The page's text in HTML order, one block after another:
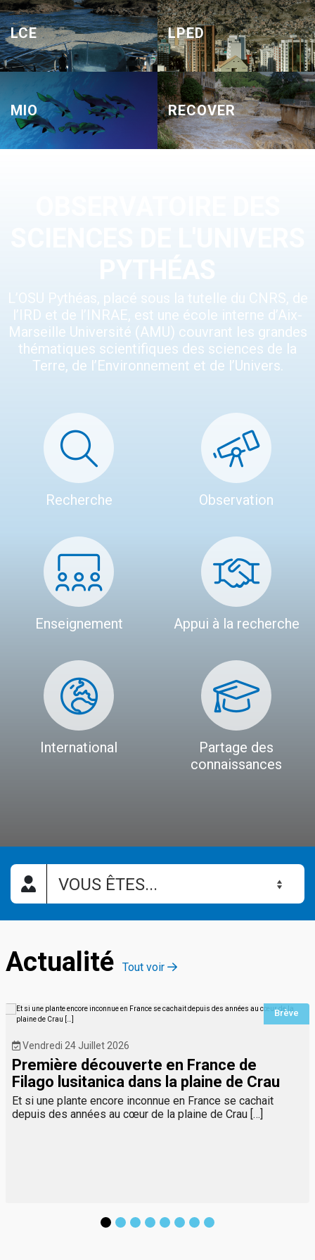
LCE LPED
MIO RECOVER
L’OSU Pythéas, placé sous la tutelle du CNRS, de
l’IRD et de l’INRAE, est une école interne d’Aix-
Marseille Université (AMU) couvrant les grandes
thématiques scientifiques des sciences de la
Terre, de l’Environnement et de l’Univers.
Recherche Observation
Enseignement Appui à la recherche
International
Partage des
connaissances
Actualité Tout voir
Brève
Vendredi 24 Juillet 2026
Première découverte en France de
Filago lusitanica dans la plaine de Crau
Et si une plante encore inconnue en France se cachait
depuis des années au cœur de la plaine de Crau […]